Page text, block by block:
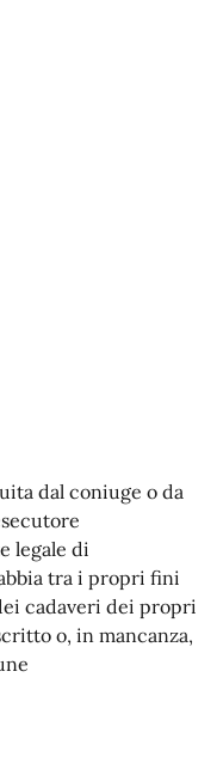
dal coniuge o da
legale di
tra i propri fini
cadaveri dei propri
o, in mancanza,